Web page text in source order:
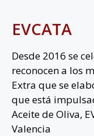
EVCATA
Desde 2016 se
reconocen a los
Extra que se
que está
Aceite de Oliva,
Valencia